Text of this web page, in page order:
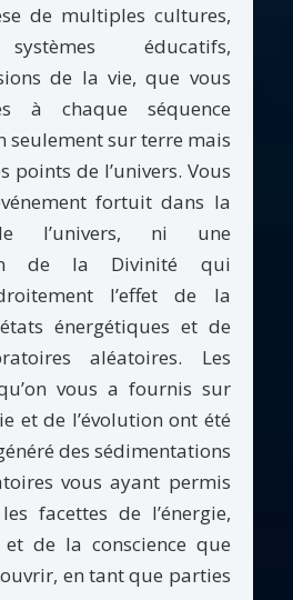
de multiples cultures,
éducatifs,
de la vie, que vous
à chaque séquence
seulement sur terre mais
points de l’univers. Vous
fortuit dans la
l’univers, ni une
de la Divinité qui
l’effet de la
énergétiques et de
aléatoires. Les
vous a fournis sur
et de l’évolution ont été
des sédimentations
vous ayant permis
facettes de l’énergie,
de la conscience que
en tant que parties